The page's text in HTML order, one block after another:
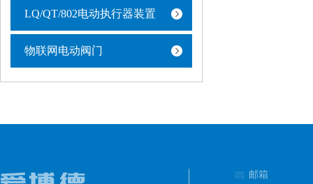
LQ/QT/802电动执行器装置
物联网电动阀门
邮箱